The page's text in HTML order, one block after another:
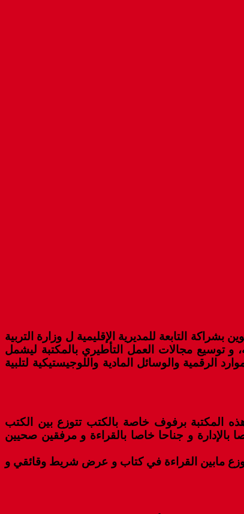
التابعة للمديرية الإقليمية ل وزارة التربية
و توسيع مجالات العمل التأطيري بالمكتبة ليشمل
الرقمية والوسائل المادية واللوجيستيكية لتلبية
بغلاف مالي يقدر ب 500 الف درهم بما فيها تجهيز هذه المكتبة برفوف خاصة بالكتب تتوزع بين الكتب
بالإدارة و جناحا خاصا بالقراءة و مرفقين صحيين
مابين القراءة في كتاب و عرض شريط وقائقي و